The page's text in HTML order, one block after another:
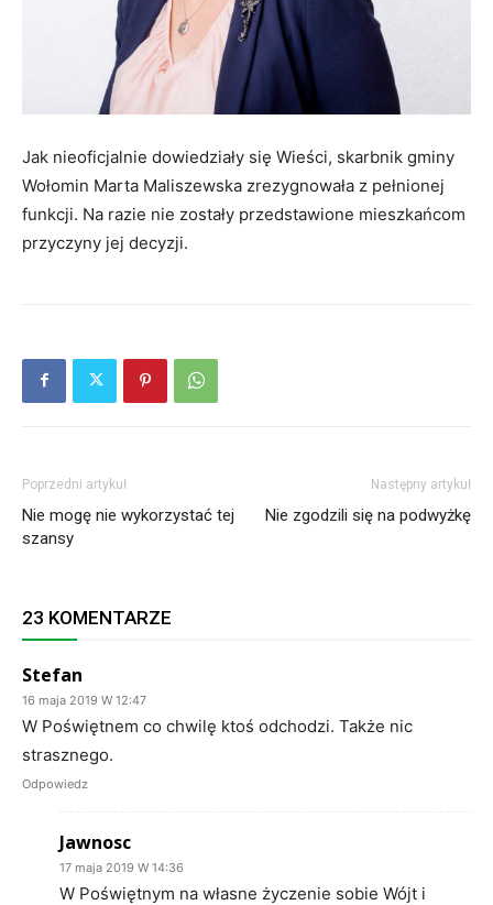
Jak nieoficjalnie dowiedziały się Wieści, skarbnik gminy
Wołomin Marta Maliszewska zrezygnowała z pełnionej
funkcji. Na razie nie zostały przedstawione mieszkańcom
przyczyny jej decyzji.
Poprzedni artykuł
Nie mogę nie wykorzystać tej
szansy
Następny artykuł
Nie zgodzili się na podwyżkę
23 KOMENTARZE
Stefan
16 maja 2019 W 12:47
W Poświętnem co chwilę ktoś odchodzi. Także nic
strasznego.
Odpowiedz
Jawnosc
17 maja 2019 W 14:36
W Poświętnym na własne życzenie sobie Wójt i